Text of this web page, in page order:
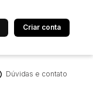
Criar conta
Dúvidas e contato